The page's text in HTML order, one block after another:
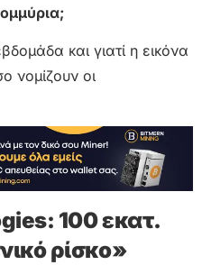
και γιατί η εικόνα
νομίζουν οι
100 εκατ.
ρίσκο»